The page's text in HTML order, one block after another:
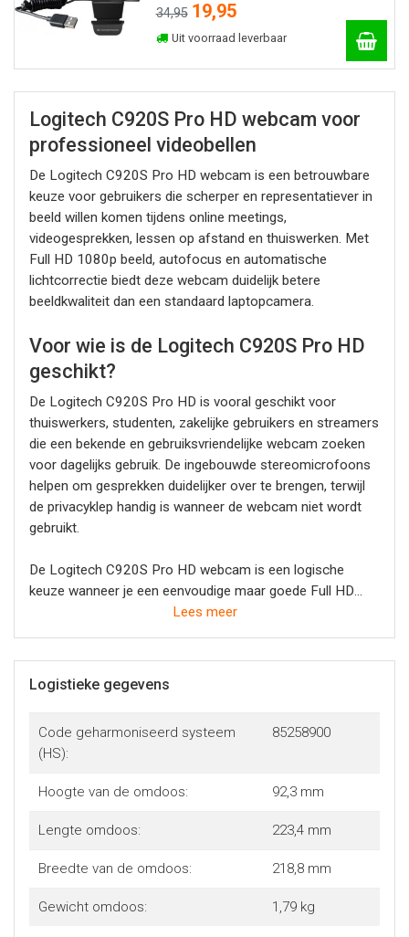
34,95 19,95
Uit voorraad leverbaar
Logitech C920S Pro HD webcam voor
professioneel videobellen
De Logitech C920S Pro HD webcam is een betrouwbare
keuze voor gebruikers die scherper en representatiever in
beeld willen komen tijdens online meetings,
videogesprekken, lessen op afstand en thuiswerken. Met
Full HD 1080p beeld, autofocus en automatische
lichtcorrectie biedt deze webcam duidelijk betere
beeldkwaliteit dan een standaard laptopcamera.
Voor wie is de Logitech C920S Pro HD
geschikt?
De Logitech C920S Pro HD is vooral geschikt voor
thuiswerkers, studenten, zakelijke gebruikers en streamers
die een bekende en gebruiksvriendelijke webcam zoeken
voor dagelijks gebruik. De ingebouwde stereomicrofoons
helpen om gesprekken duidelijker over te brengen, terwijl
de privacyklep handig is wanneer de webcam niet wordt
gebruikt.
De Logitech C920S Pro HD webcam is een logische
keuze wanneer je een eenvoudige maar goede Full HD
webcam zoekt voor werk, studie en online communicatie.
en extra privacy belangrijk vinden.
Lees meer
Logistieke gegevens
Code geharmoniseerd systeem
(HS):
85258900
Hoogte van de omdoos: 92,3 mm
Lengte omdoos: 223,4 mm
Breedte van de omdoos: 218,8 mm
Gewicht omdoos: 1,79 kg